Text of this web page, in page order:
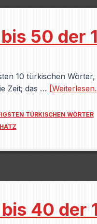
50 der
10 türkischen
Zeit; das …
TÜRKISCHEN WÖRTER
40